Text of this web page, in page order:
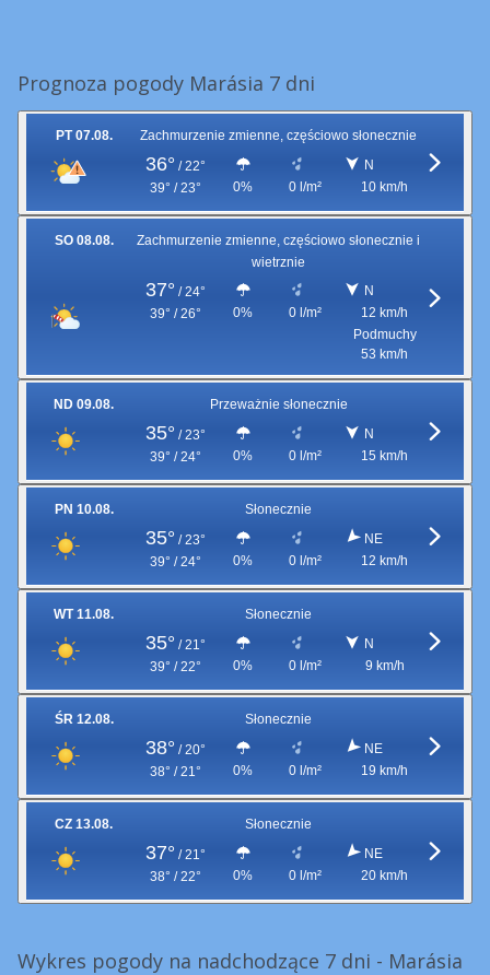
Prognoza pogody Marásia 7 dni
PT 07.08. Zachmurzenie zmienne, częściowo słonecznie
36° / 22°
39° / 23°
0% 0 l/m²
N
10 km/h
SO 08.08.
Zachmurzenie zmienne, częściowo słonecznie i
wietrznie
37° / 24°
39° / 26°
0% 0 l/m²
N
12 km/h
Podmuchy
53 km/h
ND 09.08. Przeważnie słonecznie
35° / 23°
39° / 24°
0% 0 l/m²
N
15 km/h
PN 10.08. Słonecznie
35° / 23°
39° / 24°
0% 0 l/m²
NE
12 km/h
WT 11.08. Słonecznie
35° / 21°
39° / 22°
0% 0 l/m²
N
9 km/h
ŚR 12.08. Słonecznie
38° / 20°
38° / 21°
0% 0 l/m²
NE
19 km/h
CZ 13.08. Słonecznie
37° / 21°
38° / 22°
0% 0 l/m²
NE
20 km/h
Wykres pogody na nadchodzące 7 dni - Marásia